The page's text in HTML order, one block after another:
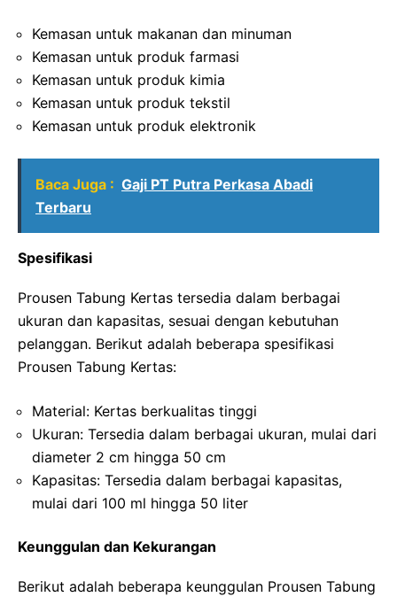
Kemasan untuk makanan dan minuman
Kemasan untuk produk farmasi
Kemasan untuk produk kimia
Kemasan untuk produk tekstil
Kemasan untuk produk elektronik
Baca Juga : Gaji PT Putra Perkasa Abadi
Terbaru
Spesifikasi
Prousen Tabung Kertas tersedia dalam berbagai
ukuran dan kapasitas, sesuai dengan kebutuhan
pelanggan. Berikut adalah beberapa spesifikasi
Prousen Tabung Kertas:
Material: Kertas berkualitas tinggi
Ukuran: Tersedia dalam berbagai ukuran, mulai dari
diameter 2 cm hingga 50 cm
Kapasitas: Tersedia dalam berbagai kapasitas,
mulai dari 100 ml hingga 50 liter
Keunggulan dan Kekurangan
Berikut adalah beberapa keunggulan Prousen Tabung